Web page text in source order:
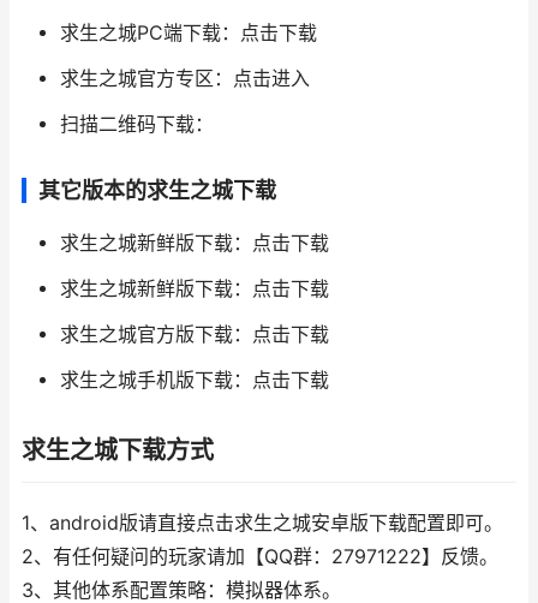
求生之城PC端下载：点击下载
求生之城官方专区：点击进入
扫描二维码下载：
其它版本的求生之城下载
求生之城新鲜版下载：点击下载
求生之城新鲜版下载：点击下载
求生之城官方版下载：点击下载
求生之城手机版下载：点击下载
求生之城下载方式
1、android版请直接点击求生之城安卓版下载配置即可。
2、有任何疑问的玩家请加【QQ群：27971222】反馈。
3、其他体系配置策略：模拟器体系。